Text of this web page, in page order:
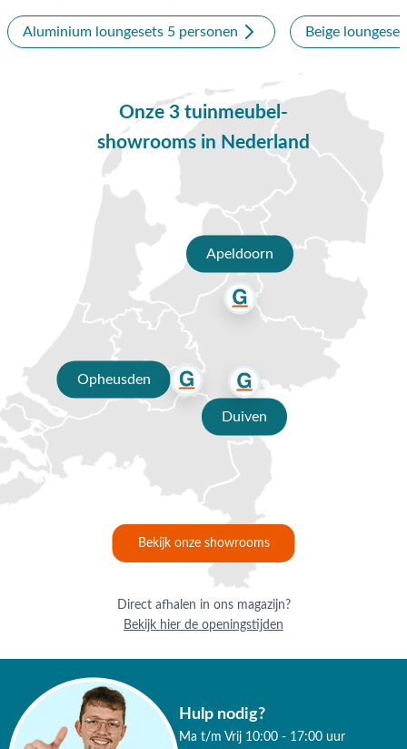
onderhoudsvriendelijken voorzien van een
sterk keramisch
blad in betonlook. Samen vormen ze een stijlvolle,
1x Lagos verstelbare, aluminium 3-zits loungebank - Latte
2x Lago verstelbare, aluminium loungestoel - Latte
1x Atlanta aluminium/keramiek loungetafel 120x70 cm. -
Vragen of hulp nodig?
Heb je nog vragen over de Lagos/Atlanta verstelbare 5-zits
stoel-bank aluminium loungeset - Latte? Bel ons dan op0488-
, stuur een e-mail naar info@vdgarde.nl
gebruik van de chatfunctie. Uiteraard ben je ook van harte
welkom in onze showroom in Opheusden, Duiven of
Apeldoorn. Onze specialisten voorzien je graag van een
deskundig advies op maat.
Waarom kopen bij Van der Garde
tuinmeubelen?
✔ 80 jaar ervaring
✔ Persoonlijk advies van specialisten
✔ 9.4/10 uit 19.500+ klantbeoordelingen
✔ 3 fysieke showrooms
Aluminium loungesets 5 personen Beige
Onze 3 tuinmeubel-
showrooms in Nederland
Apeldoorn
Opheusden
Duiven
Bekijk onze showrooms
Direct afhalen in ons magazijn?
Bekijk hier de openingstijden
Hulp nodig?
Ma t/m Vrij 10:00 - 17:00 uur